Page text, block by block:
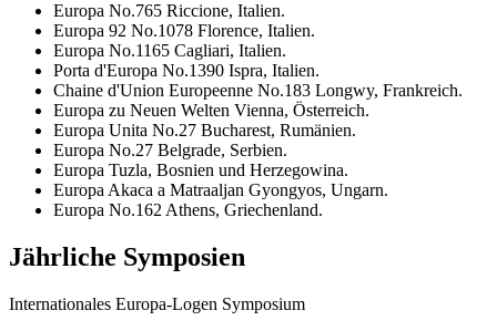
Europa No.765 Riccione, Italien.
Europa 92 No.1078 Florence, Italien.
Europa No.1165 Cagliari, Italien.
Porta d'Europa No.1390 Ispra, Italien.
Chaine d'Union Europeenne No.183 Longwy, Frankreich.
Europa zu Neuen Welten Vienna, Österreich.
Europa Unita No.27 Bucharest, Rumänien.
Europa No.27 Belgrade, Serbien.
Europa Tuzla, Bosnien und Herzegowina.
Europa Akaca a Matraaljan Gyongyos, Ungarn.
Europa No.162 Athens, Griechenland.
Jährliche Symposien
Internationales Europa-Logen Symposium